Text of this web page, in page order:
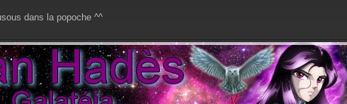
dans la popoche ^^